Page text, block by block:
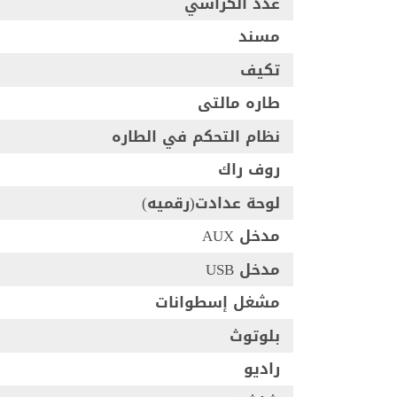
مسند
تكيف
طاره مالتى
نظام التحكم في الطاره
روف راك
لوحة عدادت(رقميه)
مدخل AUX
مدخل USB
مشغل إسطوانات
بلوتوث
راديو